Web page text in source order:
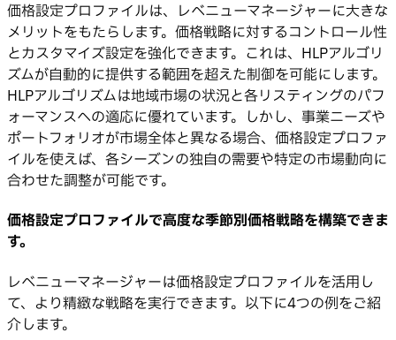
価格設定プロファイルは、レベニューマネージャーに大きな
メリットをもたらします。価格戦略に対するコントロール性
とカスタマイズ設定を強化できます。これは、HLPアルゴリ
ズムが自動的に提供する範囲を超えた制御を可能にします。
HLPアルゴリズムは地域市場の状況と各リスティングのパフ
ォーマンスへの適応に優れています。しかし、事業ニーズや
ポートフォリオが市場全体と異なる場合、価格設定プロファ
イルを使えば、各シーズンの独自の需要や特定の市場動向に
合わせた調整が可能です。
価格設定プロファイルで高度な季節別価格戦略を構築できま
す。
レベニューマネージャーは価格設定プロファイルを活用し
て、より精緻な戦略を実行できます。以下に4つの例をご紹
介します。